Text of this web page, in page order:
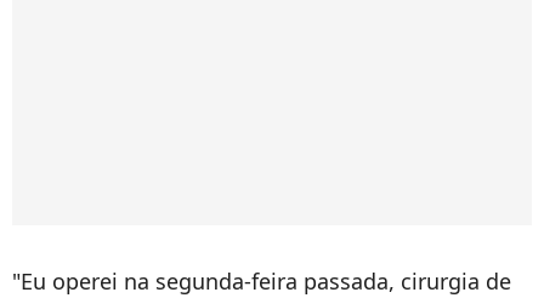
"Eu operei na segunda-feira passada, cirurgia de